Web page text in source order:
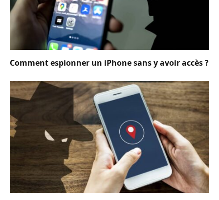
Comment espionner un iPhone sans y avoir accès ?